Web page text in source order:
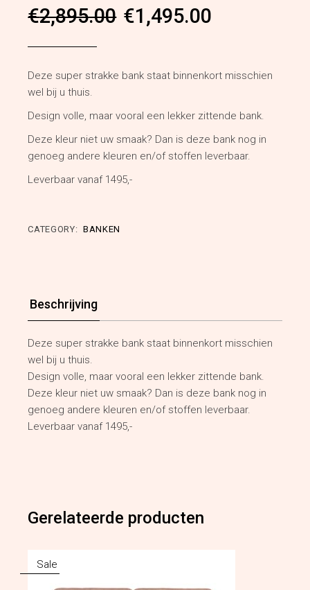
€2,895.00
Oorspronkelijke
prijs
was:
€2,895.00.
€1,495.00
Huidige
prijs
is:
€1,495.00.
Deze super strakke bank staat binnenkort misschien
wel bij u thuis.
Design volle, maar vooral een lekker zittende bank.
Deze kleur niet uw smaak? Dan is deze bank nog in
genoeg andere kleuren en/of stoffen leverbaar.
Leverbaar vanaf 1495,-
CATEGORY: BANKEN
Beschrijving
Deze super strakke bank staat binnenkort misschien
wel bij u thuis.
Design volle, maar vooral een lekker zittende bank.
Deze kleur niet uw smaak? Dan is deze bank nog in
genoeg andere kleuren en/of stoffen leverbaar.
Leverbaar vanaf 1495,-
Gerelateerde producten
Sale